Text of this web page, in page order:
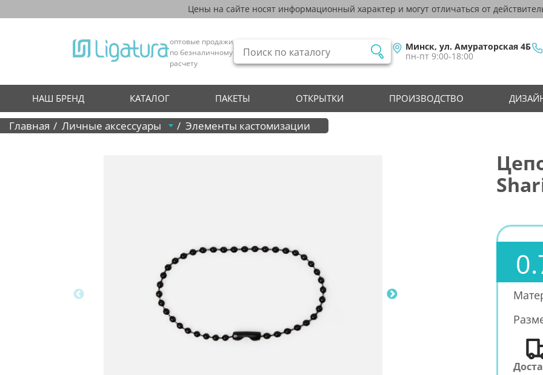
Цены на сайте носят информационный характер и могут отличаться от
оптовые продажи
по безналичному
расчету
Минск, ул. Амураторская 4Б
пн-пт 9:00-18:00
НАШ БРЕНД КАТАЛОГ ПАКЕТЫ ОТКРЫТКИ ПРОИЗВОДСТВО
Главная Личные аксессуары Элементы кастомизации